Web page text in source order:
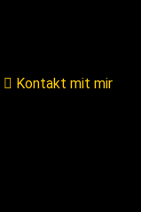
Kontakt mit mir